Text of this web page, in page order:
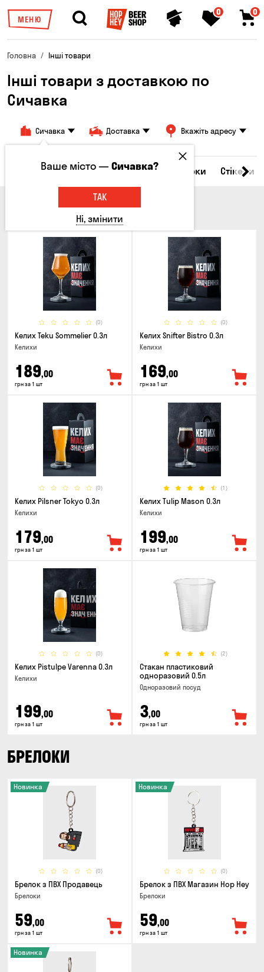
МЕНЮ
0 0
Головна Інші товари
Інші товари з доставкою по
Сичавка
Сичавка Доставка Вкажіть адресу
Всі товари Келихи та кухлі Брелоки Стікери
КЕЛИХИ ТА КУХЛІ
(0)
Келих Teku Sommelier 0.3л
Келихи
189,00
грн за 1 шт
(0)
Келих Snifter Bistro 0.3л
Келихи
169,00
грн за 1 шт
(0)
Келих Pilsner Tokyo 0.3л
Келихи
179,00
грн за 1 шт
(1)
Келих Tulip Mason 0.3л
Келихи
199,00
грн за 1 шт
(0)
Келих Pistulpe Varenna 0.3л
Келихи
199,00
грн за 1 шт
(2)
Стакан пластиковий
одноразовий 0.5л
Одноразовий посуд
3,00
грн за 1 шт
БРЕЛОКИ
(0)
Новинка
Брелок з ПВХ Продавець
Брелоки
59,00
грн за 1 шт
(0)
Новинка
Брелок з ПВХ Магазин Hop Hey
Брелоки
59,00
грн за 1 шт
Новинка
Ваше місто —Сичавка?
ТАК
Ні, змінити